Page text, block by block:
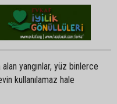
yangınlar, yüz binlerce
kullanılamaz hale